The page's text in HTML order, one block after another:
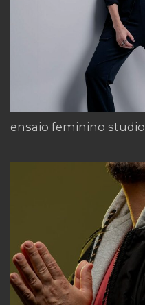
ensaio feminino studio